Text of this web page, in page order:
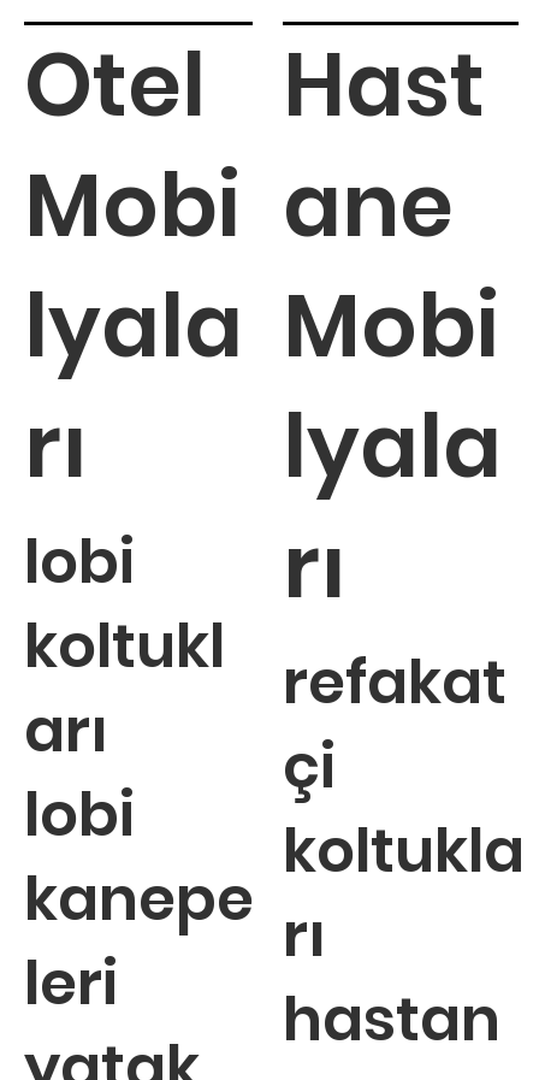
Otel
Mobi
lyala
rı
lobi
koltukl
arı
lobi
kanepe
leri
Hast
ane
Mobi
lyala
rı
refakat
çi
koltukla
rı
hastan